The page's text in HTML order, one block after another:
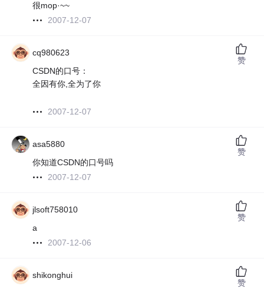
很mop·~~
2007-12-07
cq980623
CSDN的口号：
全因有你,全为了你
2007-12-07
赞
asa5880
你知道CSDN的口号吗
2007-12-07
赞
jlsoft758010
a
2007-12-06
赞
shikonghui
赞